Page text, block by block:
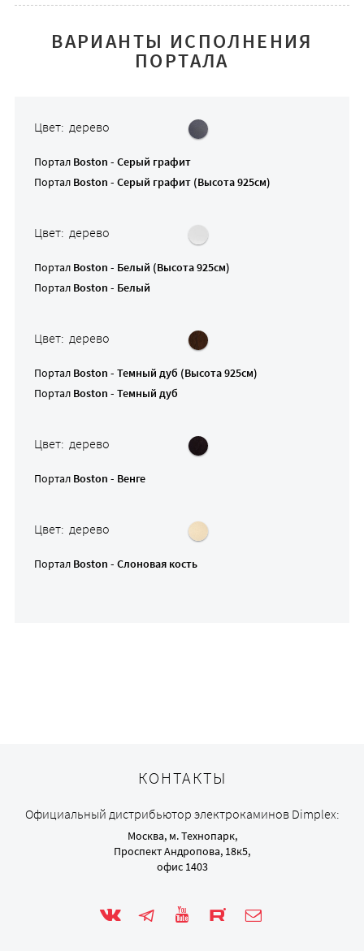
ВАРИАНТЫ ИСПОЛНЕНИЯ
ПОРТАЛА
Цвет: дерево
Портал Boston - Серый графит
Портал Boston - Серый графит (Высота 925см)
Цвет: дерево
Портал Boston - Белый (Высота 925см)
Портал Boston - Белый
Цвет: дерево
Портал Boston - Темный дуб (Высота 925см)
Портал Boston - Темный дуб
Цвет: дерево
Портал Boston - Венге
Цвет: дерево
Портал Boston - Слоновая кость
КОНТАКТЫ
Официальный дистрибьютор электрокаминов Dimplex:
Москва, м. Технопарк,
Проспект Андропова, 18к5,
офис 1403